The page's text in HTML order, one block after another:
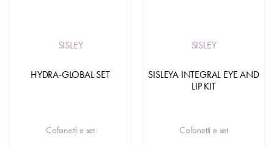
SISLEY
HYDRA-GLOBAL SET
Cofanetti e set
SISLEY
SISLEYA INTEGRAL EYE AND
LIP KIT
Cofanetti e set